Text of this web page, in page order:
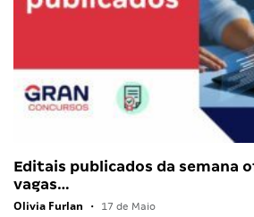
Editais publicados da semana
vagas…
Olivia Furlan • 17 de Maio